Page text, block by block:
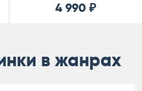
4 990 ₽
в жанрах